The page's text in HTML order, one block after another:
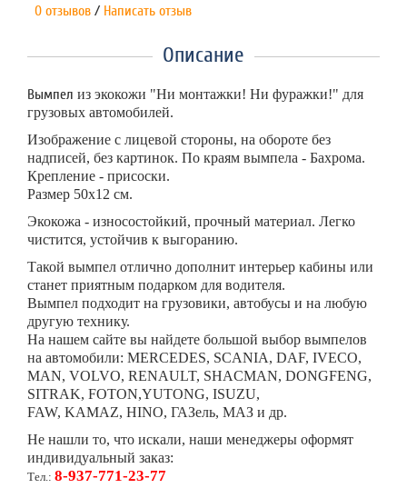
0 отзывов / Написать отзыв
Описание
Вымпел из экокожи "Ни монтажки! Ни фуражки!" для
грузовых автомобилей.
Изображение с лицевой стороны, на обороте без
надписей, без картинок. По краям вымпела - Бахрома.
Крепление - присоски.
Размер 50х12 см.
Экокожа - износостойкий, прочный материал. Легко
чистится, устойчив к выгоранию.
Такой вымпел отлично дополнит интерьер кабины или
станет приятным подарком для водителя.
Вымпел подходит на грузовики, автобусы и на любую
другую технику.
На нашем сайте вы найдете большой выбор вымпелов
на автомобили: MERCEDES, SCANIA, DAF, IVECO,
MAN, VOLVO, RENAULT, SHACMAN, DONGFENG,
SITRAK, FOTON,YUTONG, ISUZU,
FAW, KAMAZ, HINO, ГАЗель, МАЗ и др.
Не нашли то, что искали, наши менеджеры оформят
индивидуальный заказ:
Тел.: 8-937-771-23-77